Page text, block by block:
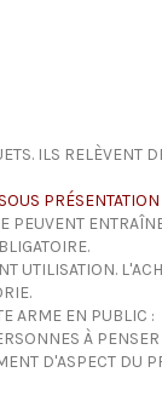
ILS RELÈVENT
UTILISATION.
ARME EN PUBLIC :
À
D'ASPECT DU